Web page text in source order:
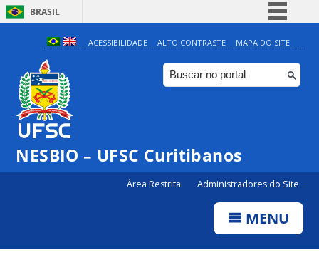
BRASIL
Simplifique!
Comunica BR
Participe
Canais
ACESSIBILIDADE ALTO CONTRASTE MAPA DO SITE
NESBIO – UFSC Curitibanos
Área Restrita Administradores do Site
MENU